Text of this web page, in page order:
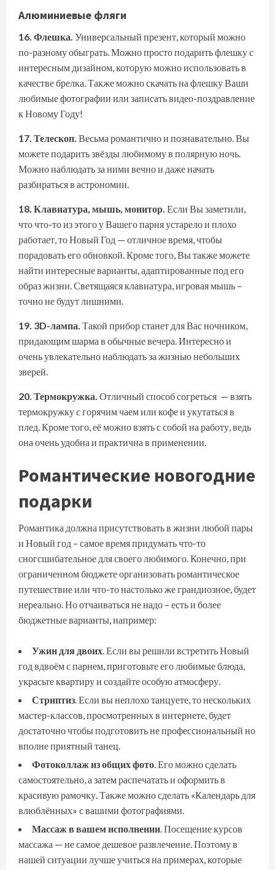
Алюминиевые фляги
16. Флешка. Универсальный презент, который можно
по-разному обыграть. Можно просто подарить флешку с
интересным дизайном, которую можно использовать в
качестве брелка. Также можно скачать на флешку Ваши
любимые фотографии или записать видео-поздравление
к Новому Году!
17. Телескоп. Весьма романтично и познавательно. Вы
можете подарить звёзды любимому в полярную ночь.
Можно наблюдать за ними вечно и даже начать
разбираться в астрономии.
18. Клавиатура, мышь, монитор. Если Вы заметили,
что что-то из этого у Вашего парня устарело и плохо
работает, то Новый Год — отличное время, чтобы
порадовать его обновкой. Кроме того, Вы также можете
найти интересные варианты, адаптированные под его
образ жизни. Светящаяся клавиатура, игровая мышь –
точно не будут лишними.
19. 3D-лампа. Такой прибор станет для Вас ночником,
придающим шарма в обычные вечера. Интересно и
очень увлекательно наблюдать за жизнью небольших
зверей.
20. Термокружка. Отличный способ согреться — взять
термокружку с горячим чаем или кофе и укутаться в
плед. Кроме того, её можно взять с собой на работу, ведь
она очень удобна и практична в применении.
Романтические новогодние
подарки
Романтика должна присутствовать в жизни любой пары
и Новый год – самое время придумать что-то
сногсшибательное для своего любимого. Конечно, при
ограниченном бюджете организовать романтическое
путешествие или что-то настолько же грандиозное, будет
нереально. Но отчаиваться не надо – есть и более
бюджетные варианты, например:
Ужин для двоих. Если вы решили встретить Новый
год вдвоём с парнем, приготовьте его любимые блюда,
украсьте квартиру и создайте особую атмосферу.
Стриптиз. Если вы неплохо танцуете, то нескольких
мастер-классов, просмотренных в интернете, будет
достаточно чтобы подготовить не профессиональный но
вполне приятный танец.
Фотоколлаж из общих фото. Его можно сделать
самостоятельно, а затем распечатать и оформить в
красивую рамочку. Также можно сделать «Календарь для
влюблённых» с вашими фотографиями.
Массаж в вашем исполнении. Посещение курсов
массажа — не самое дешевое развлечение. Поэтому в
нашей ситуации лучше учиться на примерах, которые